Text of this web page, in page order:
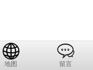
地图 留言